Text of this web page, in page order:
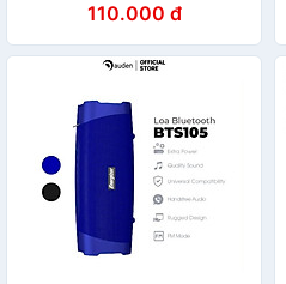
110.000 đ